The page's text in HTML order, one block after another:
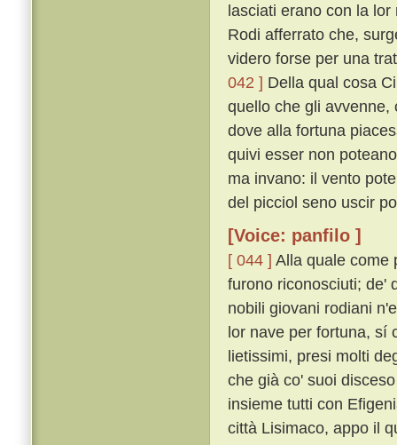
lasciati erano con la
Rodi afferrato che,
videro forse per una
042 ] Della qual cosa
quello che gli avvenne,
dove alla fortuna
quivi esser non
ma invano: il vento
del picciol seno uscir
[Voice: panfilo ]
[ 044 ] Alla quale come
furono riconosciuti; de'
nobili giovani rodiani
lor nave per fortuna, sí
lietissimi, presi molti
che già co' suoi
insieme tutti con
città Lisimaco, appo il